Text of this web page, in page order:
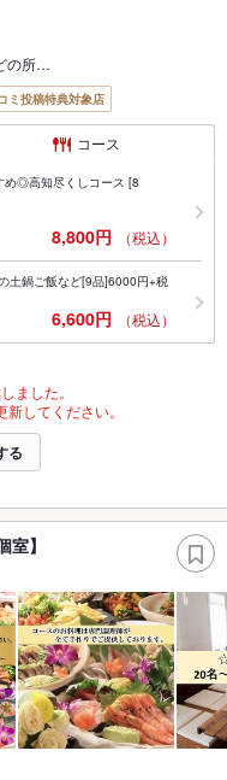
の所…
ミ投稿特典対象店
コース
め◎高知尽くしコース [8
8,800円 （税込）
土鍋ご飯など[9品]6000円+税
6,600円 （税込）
ました。
してください。
る
】